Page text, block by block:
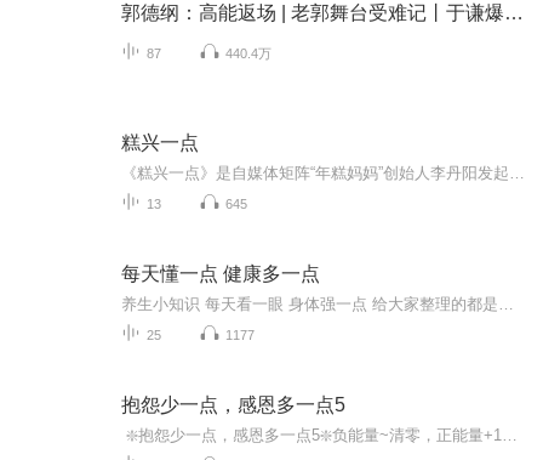
郭德纲：高能返场 | 老郭舞台受难记丨于谦爆梗合集 | 名场面合集
87 440.4万
糕兴一点
13 645
每天懂一点 健康多一点
25 1177
抱怨少一点，感恩多一点5